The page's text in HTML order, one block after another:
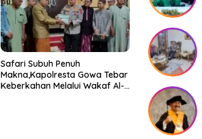
Safari Subuh Penuh
Makna,Kapolresta Gowa Tebar
Keberkahan Melalui Wakaf Al-